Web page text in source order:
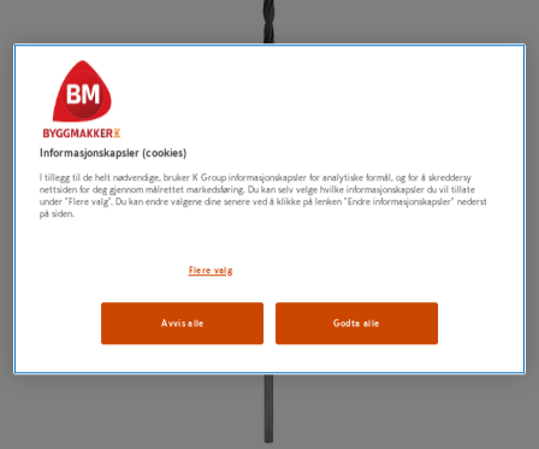
Informasjonskapsler (cookies)
I tillegg til de helt nødvendige, bruker K Group informasjonskapsler for analytiske formål, og for å skreddersy
nettsiden for deg gjennom målrettet markedsføring. Du kan selv velge hvilke informasjonskapsler du vil tillate
under "Flere valg". Du kan endre valgene dine senere ved å klikke på lenken "Endre informasjonskapsler" nederst
på siden.
Flere valg
Avvis alle Godta alle